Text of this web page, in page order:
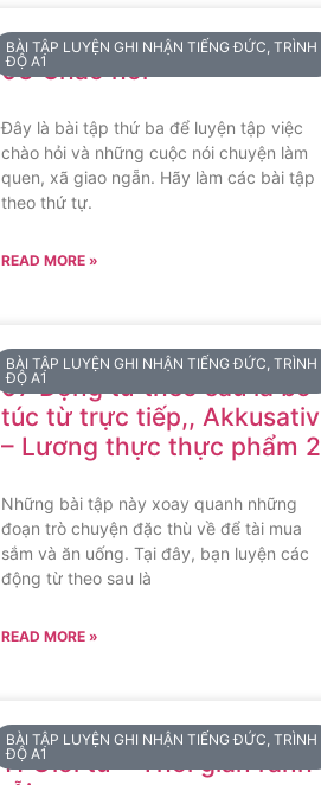
BÀI TẬP LUYỆN GHI NHẬN TIẾNG ĐỨC, TRÌNH
ĐỘ A1
03 Chào hỏi
Đây là bài tập thứ ba để luyện tập việc
chào hỏi và những cuộc nói chuyện làm
quen, xã giao ngẵn. Hãy làm các bài tập
theo thứ tự.
READ MORE »
BÀI TẬP LUYỆN GHI NHẬN TIẾNG ĐỨC, TRÌNH
ĐỘ A1
07 Động từ theo sau là bổ
túc từ trực tiếp,, Akkusativ
– Lương thực thực phẩm 2
Những bài tập này xoay quanh những
đoạn trò chuyện đặc thù về để tài mua
sắm và ăn uống. Tại đây, bạn luyện các
động từ theo sau là
READ MORE »
BÀI TẬP LUYỆN GHI NHẬN TIẾNG ĐỨC, TRÌNH
ĐỘ A1
11 Giới từ – Thời gian rảnh